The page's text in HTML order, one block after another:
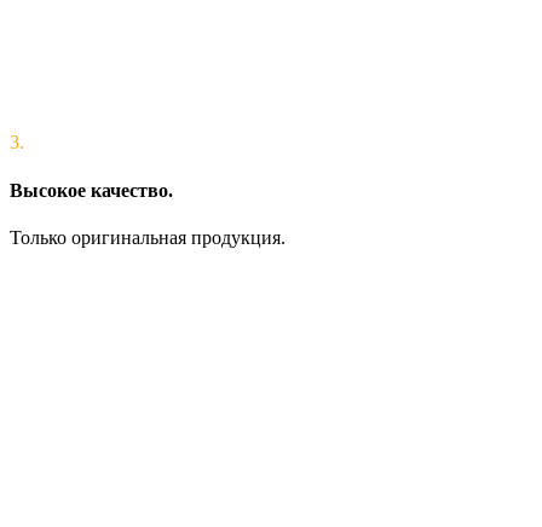
3.
Высокое качество.
Только оригинальная продукция.